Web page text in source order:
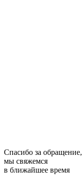
Спасибо за обращение,
мы свяжемся
в ближайшее время